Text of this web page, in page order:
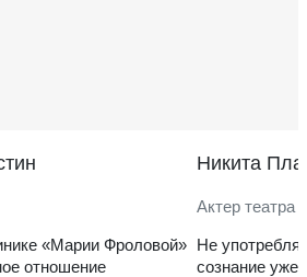
«Марии Фроловой»
отношение
Никита
Актер театра
Не
сознание уже